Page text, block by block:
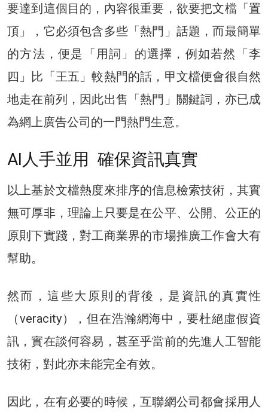
要達到這個目的，內容很重要，欲要把文檔「置
頂」，它必須包含多些「熱門」話題，而最簡單
的方法，便是「用詞」的選擇，例如若然「李
四」比「王五」較熱門的話，甲文檔便會很自然
地走在前列，因此出售「熱門」關鍵詞，亦已成
為網上廣告公司的一門熱門生意。
AI人手並用 確保資訊真實
以上基於文檔熱度來排序的信息檢索技術，其實
無可厚非，理論上只要是在公平、公開、公正的
原則下實踐，對工商業界的市場推廣工作會大有
幫助。
然而，這些大原則的背後，是資訊的真實性
（veracity），但在浩瀚網海中，要杜絕虛假資
訊，實在談何容易，甚至乎當前的先進人工智能
技術，對此亦未能完全有效。
因此，在有必要的時候，互聯網公司都會採用人